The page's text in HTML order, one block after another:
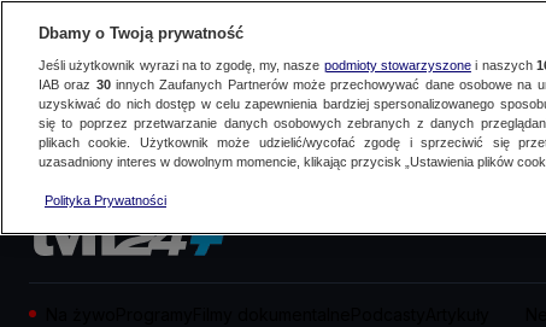
Dbamy o Twoją prywatność
Jeśli użytkownik wyrazi na to zgodę, my, nasze podmioty stowarzyszonei naszych
IAB oraz 30innych Zaufanych Partnerów może przechowywać dane osobowe na
uzyskiwać do nich dostęp w celu zapewnienia bardziej spersonalizowanego
się to poprzez przetwarzanie danych osobowych zebranych z danych
plikach cookie. Użytkownik może udzielić/wycofać zgodę i sprzeciwić się
uzasadniony interes w dowolnym momencie, klikając przycisk „Ustawienia plików
Polityka Prywatności